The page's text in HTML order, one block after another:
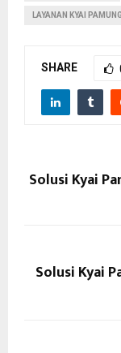
LAYANAN KYAI
SHARE
Solusi Kyai
Solusi Kyai